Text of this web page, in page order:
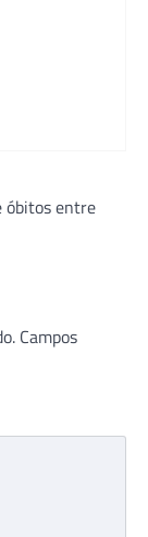
óbitos entre
Campos